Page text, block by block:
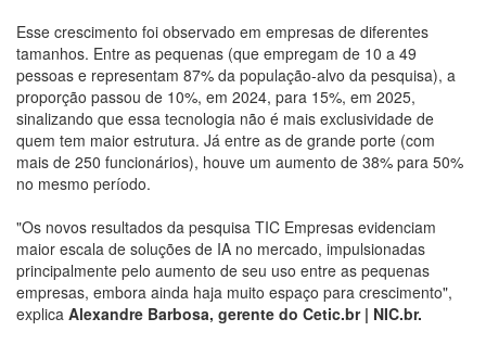
Esse crescimento foi observado em empresas de diferentes
tamanhos. Entre as pequenas (que empregam de 10 a 49
pessoas e representam 87% da população-alvo da pesquisa), a
proporção passou de 10%, em 2024, para 15%, em 2025,
sinalizando que essa tecnologia não é mais exclusividade de
quem tem maior estrutura. Já entre as de grande porte (com
mais de 250 funcionários), houve um aumento de 38% para 50%
no mesmo período.
"Os novos resultados da pesquisa TIC Empresas evidenciam
maior escala de soluções de IA no mercado, impulsionadas
principalmente pelo aumento de seu uso entre as pequenas
empresas, embora ainda haja muito espaço para crescimento",
explica Alexandre Barbosa, gerente do Cetic.br | NIC.br.